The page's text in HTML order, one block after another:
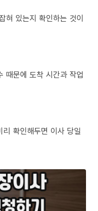
혀 있는지 확인하는 것이
때문에 도착 시간과 작업
확인해두면 이사 당일